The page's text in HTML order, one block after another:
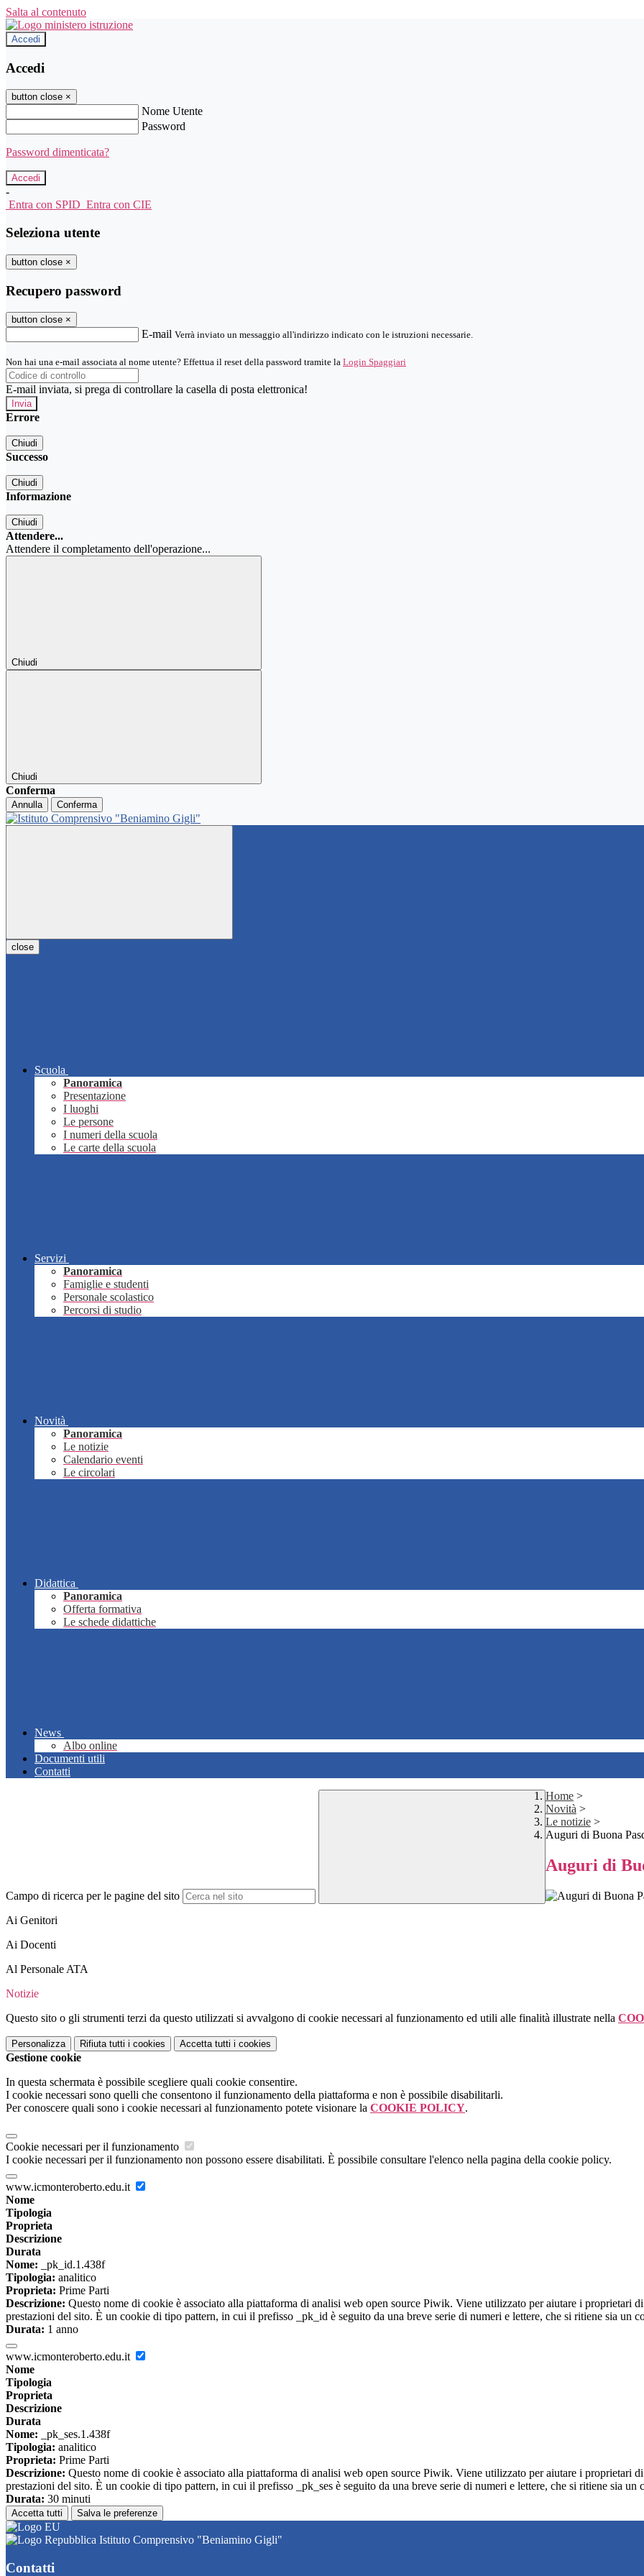
Salta al contenuto
Accedi
Accedi
button close ×
Nome Utente
Password
Password dimenticata?
-
Entra con SPID Entra con CIE
Seleziona utente
button close ×
Recupero password
button close ×
E-mail Verrà inviato un messaggio all'indirizzo indicato con le istruzioni necessarie.
Non hai una e-mail associata al nome utente? Effettua il reset della password tramite la Login Spaggiari
E-mail inviata, si prega di controllare la casella di posta elettronica!
Errore
Chiudi
Successo
Chiudi
Informazione
Chiudi
Attendere...
Attendere il completamento dell'operazione...
Chiudi
Chiudi
Conferma
Annulla Conferma
close
Scuola
Panoramica
Presentazione
I luoghi
Le persone
I numeri della scuola
Le carte della scuola
Servizi
Panoramica
Famiglie e studenti
Personale scolastico
Percorsi di studio
Novità
Panoramica
Le notizie
Calendario eventi
Le circolari
Didattica
Panoramica
Offerta formativa
Le schede didattiche
News
Albo online
Documenti utili
Contatti
Campo di ricerca per le pagine del sito
Home >
Novità >
Le notizie >
Auguri di Buona
Auguri di
Ai Genitori
Ai Docenti
Al Personale ATA
Notizie
Questo sito o gli strumenti terzi da questo utilizzati si avvalgono di cookie necessari al funzionamento ed utili alle finalità illustrate nella
Personalizza Rifiuta tutti i cookies Accetta tutti i cookies
Gestione cookie
In questa schermata è possibile scegliere quali cookie consentire.
I cookie necessari sono quelli che consentono il funzionamento della piattaforma e non è possibile disabilitarli.
Per conoscere quali sono i cookie necessari al funzionamento potete visionare la COOKIE POLICY.
Cookie necessari per il funzionamento
I cookie necessari per il funzionamento non possono essere disabilitati. È possibile consultare l'elenco nella pagina della cookie policy.
www.icmonteroberto.edu.it
Nome
Tipologia
Proprieta
Descrizione
Durata
Nome: _pk_id.1.438f
Tipologia: analitico
Proprieta: Prime Parti
Descrizione: Questo nome di cookie è associato alla piattaforma di analisi web open source Piwik. Viene utilizzato per aiutare i proprietari
prestazioni del sito. È un cookie di tipo pattern, in cui il prefisso _pk_id è seguito da una breve serie di numeri e lettere, che si ritiene sia un
Durata: 1 anno
www.icmonteroberto.edu.it
Nome
Tipologia
Proprieta
Descrizione
Durata
Nome: _pk_ses.1.438f
Tipologia: analitico
Proprieta: Prime Parti
Descrizione: Questo nome di cookie è associato alla piattaforma di analisi web open source Piwik. Viene utilizzato per aiutare i proprietari
prestazioni del sito. È un cookie di tipo pattern, in cui il prefisso _pk_ses è seguito da una breve serie di numeri e lettere, che si ritiene sia
Durata: 30 minuti
Accetta tutti Salva le preferenze
Istituto Comprensivo "Beniamino Gigli"
Contatti